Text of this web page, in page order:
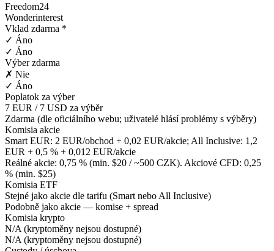
Freedom24
Wonderinterest
Vklad zdarma *
✓ Áno
✓ Áno
Výber zdarma
✗ Nie
✓ Áno
Poplatok za výber
7 EUR / 7 USD za výběr
Zdarma (dle oficiálního webu; uživatelé hlásí problémy s výběry)
Komisia akcie
Smart EUR: 2 EUR/obchod + 0,02 EUR/akcie; All Inclusive: 1,2
EUR + 0,5 % + 0,012 EUR/akcie
Reálné akcie: 0,75 % (min. $20 / ~500 CZK). Akciové CFD: 0,25
% (min. $25)
Komisia ETF
Stejné jako akcie dle tarifu (Smart nebo All Inclusive)
Podobně jako akcie — komise + spread
Komisia krypto
N/A (kryptoměny nejsou dostupné)
N/A (kryptoměny nejsou dostupné)